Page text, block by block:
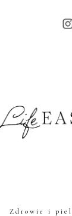
Zdrowie i